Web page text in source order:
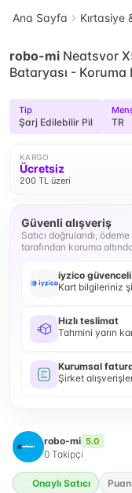
Ana Sayfa Kırtasiye
robo-mi Neatsvor
Bataryası -
Tip
Şarj Edilebilir Pil TR
KARGO
Ücretsiz
200 TL üzeri
Güvenli alışveriş
Satıcı doğrulandı,
tarafından koruma
iyzico
Kart bilgileriniz
Hızlı teslimat
Tahmini yarın
Kurumsal
Şirket
robo-mi 5.0
0 Takipçi
Onaylı Satıcı Puan